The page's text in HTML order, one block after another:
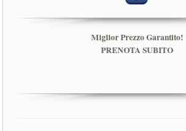
Miglior Prezzo Garantito!
PRENOTA SUBITO